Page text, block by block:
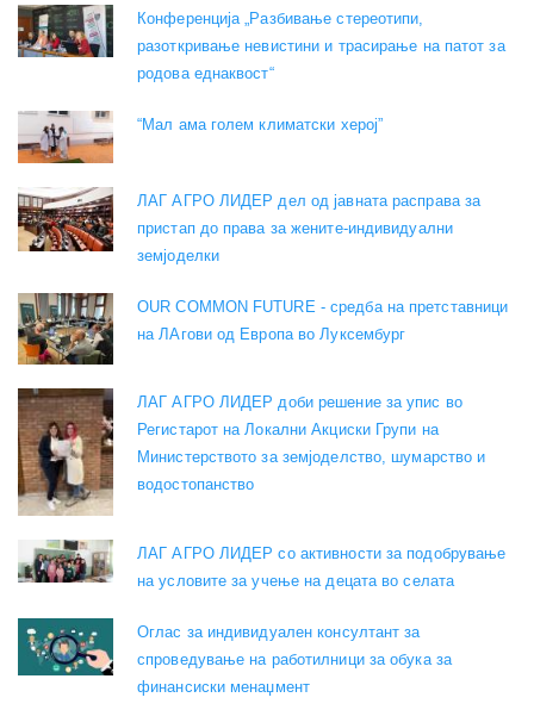
Конференција „Разбивање стереотипи,
разоткривање невистини и трасирање на патот за
родова еднаквост“
“Мал ама голем климатски херој”
ЛАГ АГРО ЛИДЕР дел од јавната расправа за
пристап до права за жените-индивидуални
земјоделки
OUR COMMON FUTURE - средба на претставници
на ЛАгови од Европа во Луксембург
ЛАГ АГРО ЛИДЕР доби решение за упис во
Регистарот на Локални Акциски Групи на
Министерството за земјоделство, шумарство и
водостопанство
ЛАГ АГРО ЛИДЕР со активности за подобрување
на условите за учење на децата во селата
Оглас за индивидуален консултант за
спроведување на работилници за обука за
финансиски менаџмент